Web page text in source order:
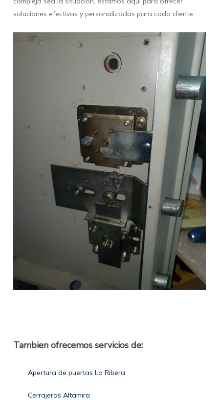
soluciones efectivas y personalizadas para cada cliente.
Tambien ofrecemos servicios de:
Apertura de puertas La Ribera
Cerrajeros Altamira